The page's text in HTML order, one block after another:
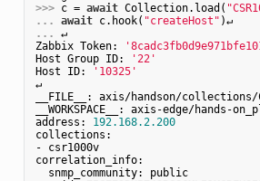
>>> c = await Collection.load(
... await c.hook( "createHost"
)↵
... ↵
Zabbix Token:
Host Group ID:
'22'
Host ID:
'10325'
↵
__FILE__: axis/handson/collections/
__WORKSPACE__: axis-edge/hands-
address: 192.168.2.200
collections:
- csr1000v
correlation_info:
  snmp_community: public